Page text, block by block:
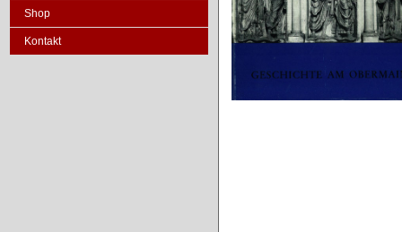
Shop
Kontakt